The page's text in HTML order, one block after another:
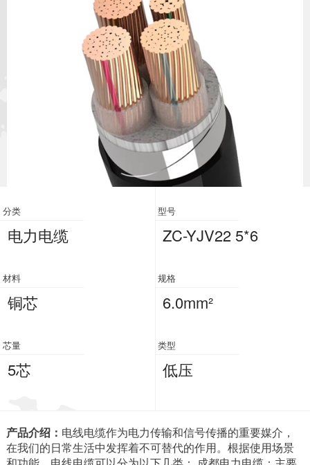
分类
电力电缆
型号
ZC-YJV22 5*6
材料
铜芯
规格
6.0mm²
芯量
5芯
类型
低压
产品介绍： 电线电缆作为电力传输和信号传播的重要媒介，
在我们的日常生活中发挥着不可替代的作用。根据使用场景